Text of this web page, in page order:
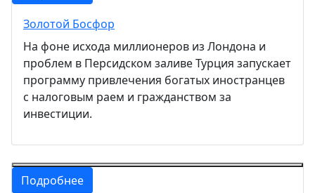
Золотой Босфор
На фоне исхода миллионеров из Лондона и
проблем в Персидском заливе Турция запускает
программу привлечения богатых иностранцев
с налоговым раем и гражданством за
инвестиции.
Подробнее